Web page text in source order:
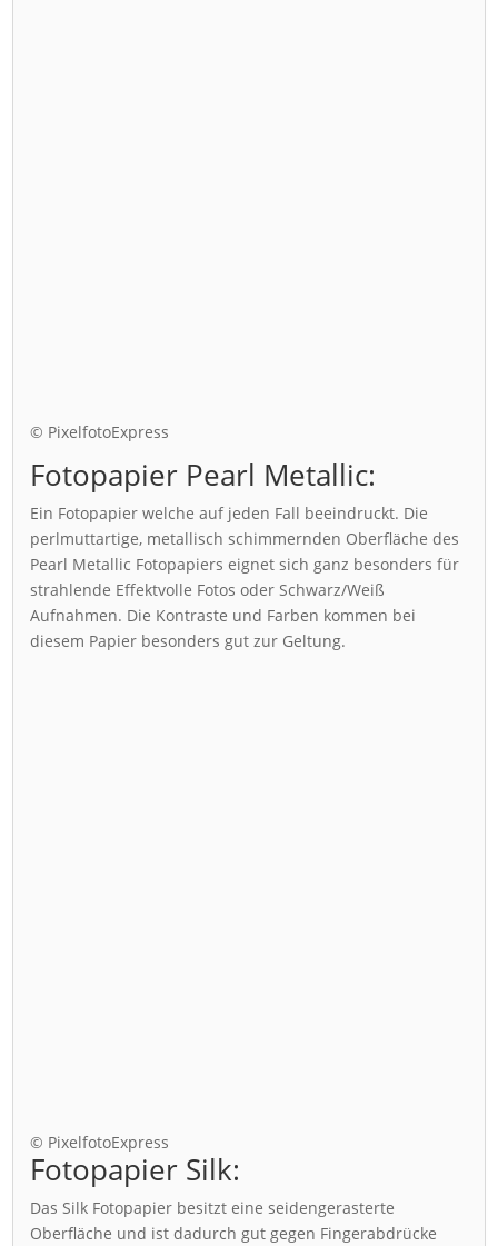
© PixelfotoExpress
Fotopapier Pearl Metallic:
Ein Fotopapier welche auf jeden Fall beeindruckt. Die
perlmuttartige, metallisch schimmernden Oberfläche des
Pearl Metallic Fotopapiers eignet sich ganz besonders für
strahlende Effektvolle Fotos oder Schwarz/Weiß
Aufnahmen. Die Kontraste und Farben kommen bei
diesem Papier besonders gut zur Geltung.
© PixelfotoExpress
Fotopapier Silk:
Das Silk Fotopapier besitzt eine seidengerasterte
Oberfläche und ist dadurch gut gegen Fingerabdrücke